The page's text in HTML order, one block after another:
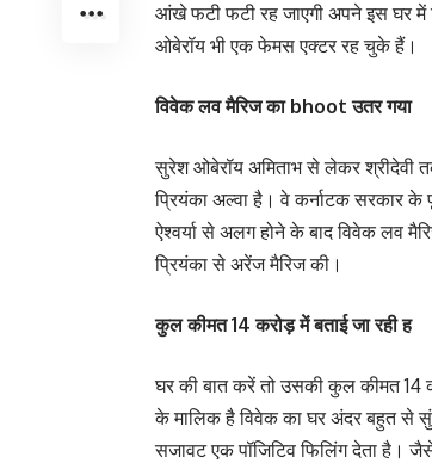
आंखे फटी फटी रह जाएगी अपने इस घर में
ओबेरॉय भी एक फेमस एक्टर रह चुके हैं।
विवेक लव मैरिज का bhoot उतर गया
सुरेश ओबेरॉय अमिताभ से लेकर श्रीदेवी
प्रियंका अल्वा है। वे कर्नाटक सरकार के
ऐश्वर्या से अलग होने के बाद विवेक लव
प्रियंका से अरेंज मैरिज की।
कुल कीमत 14 करोड़ में बताई जा रही ह
घर की बात करें तो उसकी कुल कीमत 14
के मालिक है विवेक का घर अंदर बहुत से
सजावट एक पॉजिटिव फिलिंग देता है।